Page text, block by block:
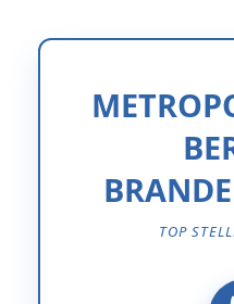
TOP